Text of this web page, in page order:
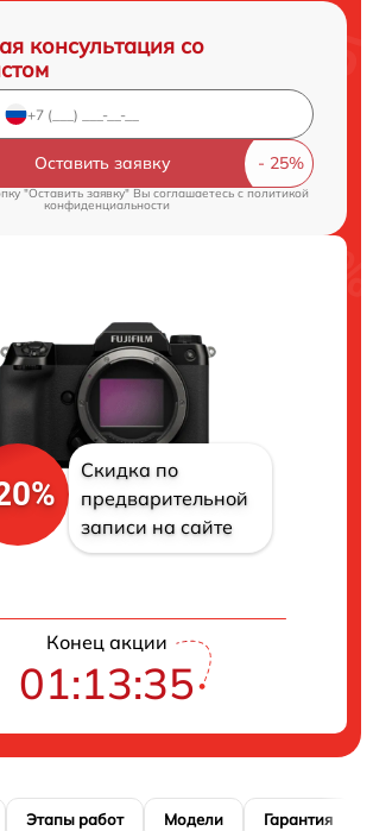
консультация со
Оставить заявку
"Оставить заявку" Вы соглашаетесь c политикой
конфиденциальности
Скидка по
предварительной
записи на сайте
Конец акции
01:13:34
Этапы работ Модели Гарантия